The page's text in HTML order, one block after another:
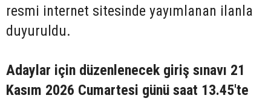
resmi internet sitesinde yayımlanan ilanla
duyuruldu.
Adaylar için düzenlenecek giriş sınavı 21
Kasım 2026 Cumartesi günü saat 13.45'te